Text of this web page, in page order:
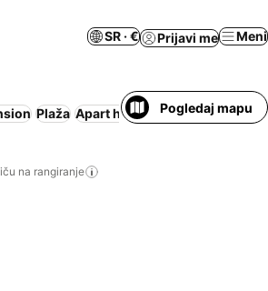
SR · € Prijavi me Meni
Plaža Apart hotel Dozvoljeni kućni
Pogledaj mapu
na rangiranje